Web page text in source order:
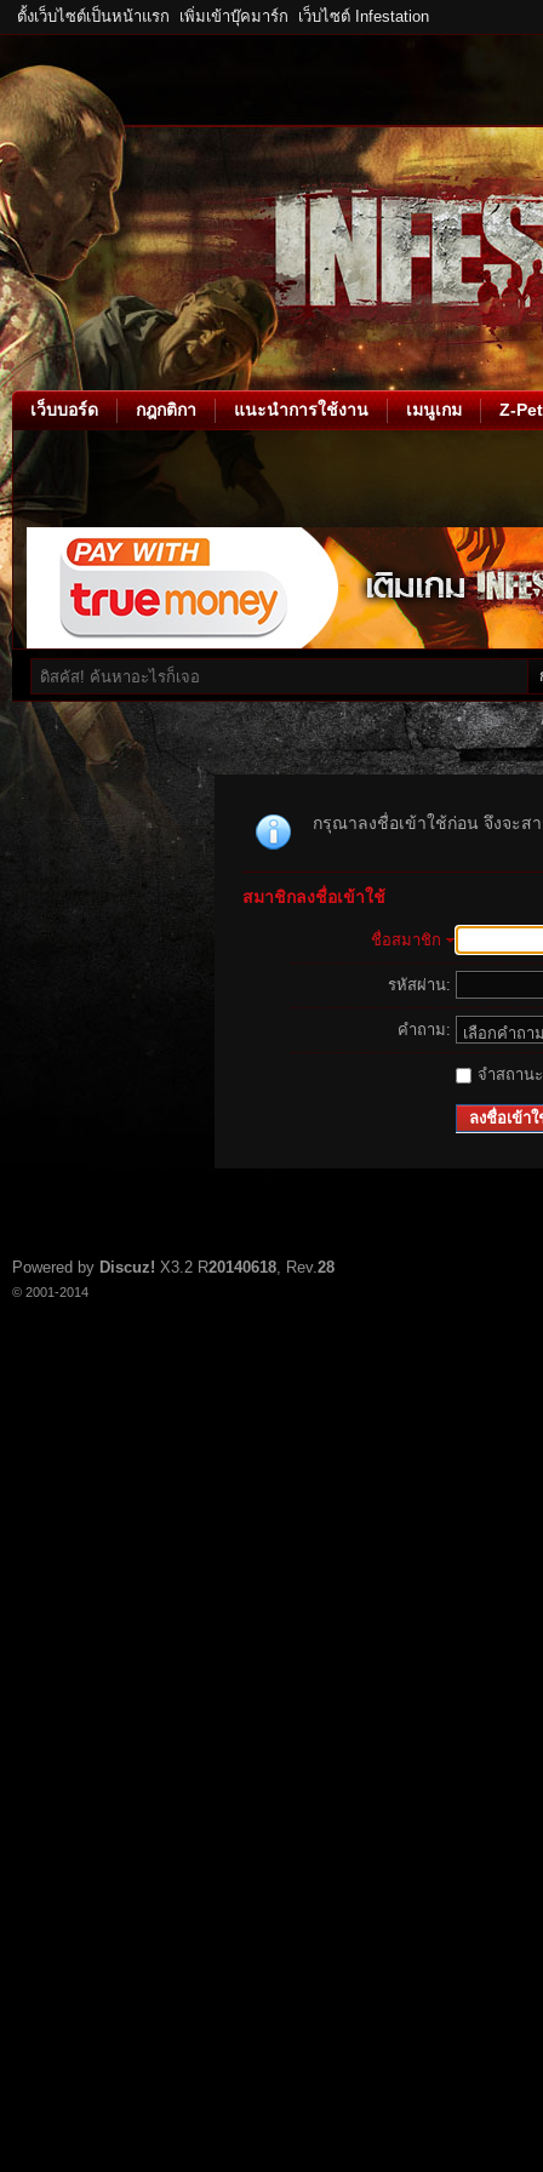
ตั้งเว็บไซต์เป็นหน้าแรก เพิ่มเข้าบุ๊คมาร์ก เว็บไซต์ Infestation
เว็บบอร์ด กฎกติกา แนะนำการใช้งาน เมนูเกม Z-Pet
กรุณาลงชื่อเข้าใช้ก่อน จึงจะส
สมาชิกลงชื่อเข้าใช้
ชื่อสมาชิก
รหัสผ่าน:
คำถาม:
จำสถาน
ลงชื่อเข้าใ
Powered by Discuz! X3.2 R20140618, Rev.28
© 2001-2014